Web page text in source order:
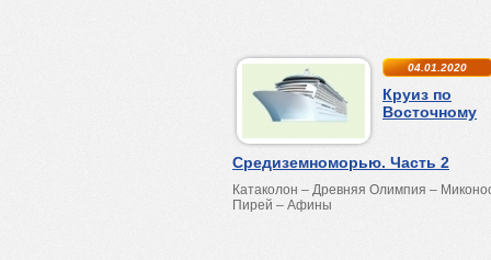
04.01.2020
Круиз по
Восточному
Средиземноморью. Часть 2
Катаколон – Древняя Олимпия –
Пирей – Афины